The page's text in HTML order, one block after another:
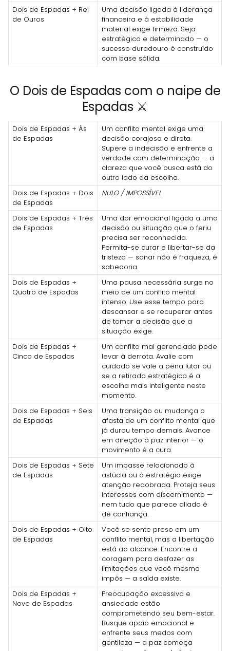
Dois de Espadas + Rei
de Ouros
Uma decisão ligada à liderança
financeira e à estabilidade
material exige firmeza. Seja
estratégico e determinado — o
sucesso duradouro é construído
com base sólida.
O Dois de Espadas com o naipe de
Espadas ⚔️
Dois de Espadas + Ás
de Espadas
Um conflito mental exige uma
decisão corajosa e direta.
Supere a indecisão e enfrente a
verdade com determinação — a
clareza que você busca está do
outro lado da escolha.
Dois de Espadas + Dois
de Espadas
NULO / IMPOSSÍVEL
Dois de Espadas + Três
de Espadas
Uma dor emocional ligada a uma
decisão ou situação que o feriu
precisa ser reconhecida.
Permita-se curar e libertar-se da
tristeza — sanar não é fraqueza, é
sabedoria.
Dois de Espadas +
Quatro de Espadas
Uma pausa necessária surge no
meio de um conflito mental
intenso. Use esse tempo para
descansar e se recuperar antes
de tomar a decisão que a
situação exige.
Dois de Espadas +
Cinco de Espadas
Um conflito mal gerenciado pode
levar à derrota. Avalie com
cuidado se vale a pena lutar ou
se a retirada estratégica é a
escolha mais inteligente neste
momento.
Dois de Espadas + Seis
de Espadas
Uma transição ou mudança o
afasta de um conflito mental que
já durou tempo demais. Avance
em direção à paz interior — o
movimento é a cura.
Dois de Espadas + Sete
de Espadas
Um impasse relacionado à
astúcia ou à estratégia exige
atenção redobrada. Proteja seus
interesses com discernimento —
nem tudo que parece aliado é
de confiança.
Dois de Espadas + Oito
de Espadas
Você se sente preso em um
conflito mental, mas a libertação
está ao alcance. Encontre a
coragem para desfazer as
limitações que você mesmo
impôs — a saída existe.
Dois de Espadas +
Nove de Espadas
Preocupação excessiva e
ansiedade estão
comprometendo seu bem-estar.
Busque apoio emocional e
enfrente seus medos com
gentileza — a paz começa